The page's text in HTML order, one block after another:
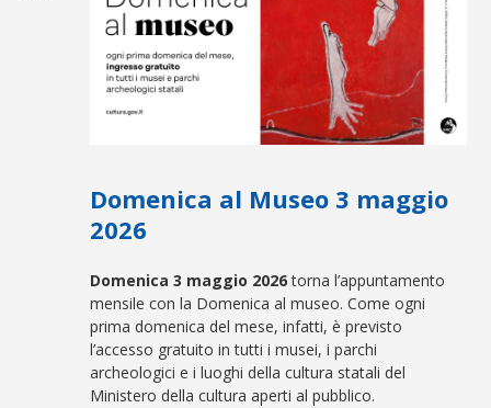
Domenica al Museo 3 maggio
2026
Domenica 3 maggio 2026torna l’appuntamento
mensile con la Domenica al museo. Come ogni
prima domenica del mese, infatti, è previsto
l’accesso gratuito in tutti i musei, i parchi
archeologici e i luoghi della cultura statali del
Ministero della cultura aperti al pubblico.